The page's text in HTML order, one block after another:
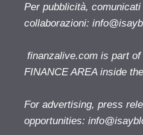
Per pubblicità, comunicati
collaborazioni:
finanzalive.com is part
FINANCE AREA inside
For advertising, press
opportunities: